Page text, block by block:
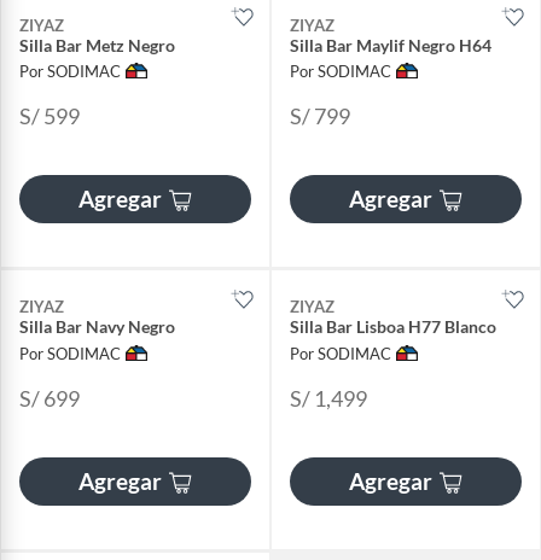
ZIYAZ
Silla Bar Metz Negro
Por SODIMAC
S/ 599
Agregar
ZIYAZ
Silla Bar Maylif Negro H64
Por SODIMAC
S/ 799
Agregar
ZIYAZ
Silla Bar Navy Negro
Por SODIMAC
S/ 699
Agregar
ZIYAZ
Silla Bar Lisboa H77 Blanco
Por SODIMAC
S/ 1,499
Agregar